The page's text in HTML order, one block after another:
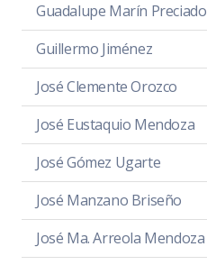
Guadalupe Marín Preciado
Guillermo Jiménez
José Clemente Orozco
José Eustaquio Mendoza
José Gómez Ugarte
José Manzano Briseño
José Ma. Arreola Mendoza